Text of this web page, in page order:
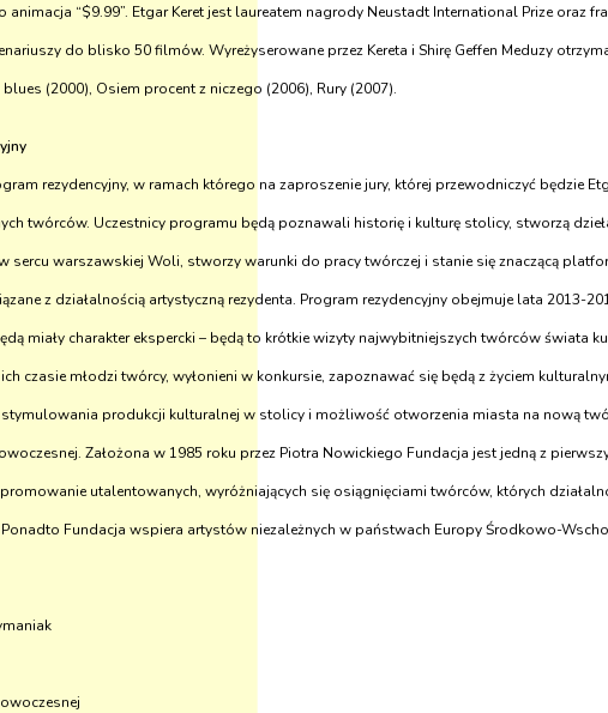
animacja “$9.99”. Etgar Keret jest laureatem nagrody Neustadt International Prize oraz
do blisko 50 filmów. Wyreżyserowane przez Kereta i Shirę Geffen Meduzy
(2000), Osiem procent z niczego (2006), Rury (2007).
rezydencyjny, w ramach którego na zaproszenie jury, której przewodniczyć będzie
twórców. Uczestnicy programu będą poznawali historię i kulturę stolicy, stworzą
sercu warszawskiej Woli, stworzy warunki do pracy twórczej i stanie się znaczącą
z działalnością artystyczną rezydenta. Program rezydencyjny obejmuje lata 2013-
miały charakter ekspercki – będą to krótkie wizyty najwybitniejszych twórców świata
czasie młodzi twórcy, wyłonieni w konkursie, zapoznawać się będą z życiem
produkcji kulturalnej w stolicy i możliwość otworzenia miasta na nową
Założona w 1985 roku przez Piotra Nowickiego Fundacja jest jedną z
utalentowanych, wyróżniających się osiągnięciami twórców, których
Fundacja wspiera artystów niezależnych w państwach Europy Środkowo-